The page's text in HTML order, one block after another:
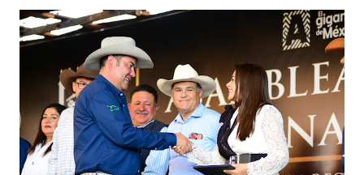
Corazón Urbano y el Municipio capital. Leo Montañez
informó que en este programa se usarán cerca de 90 mil
metros cuadrados de pintura, para dar inicio en la calle
Nieto, entre Jesús F. Elizondo y la calle 22 de Octubre, con
lo que se aplicará pintura en 66 casas. Posteriormente se
llevará este programa a Villas de Nuestra Señora de la
Asunción, Avenida Alameda y Decreto 27 de Septiembre, en